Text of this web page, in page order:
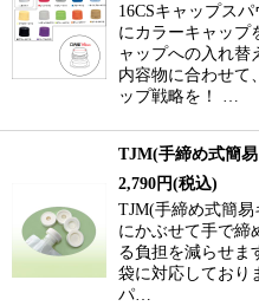
16CSキャップス
にカラーキャップ
ャップへの入れ替
内容物に合わせて
ップ戦略を！ …
TJM(手締め式簡
2,790円(税込)
TJM(手締め式簡
にかぶせて手で締
る負担を減らせま
袋に対応しており
パ…